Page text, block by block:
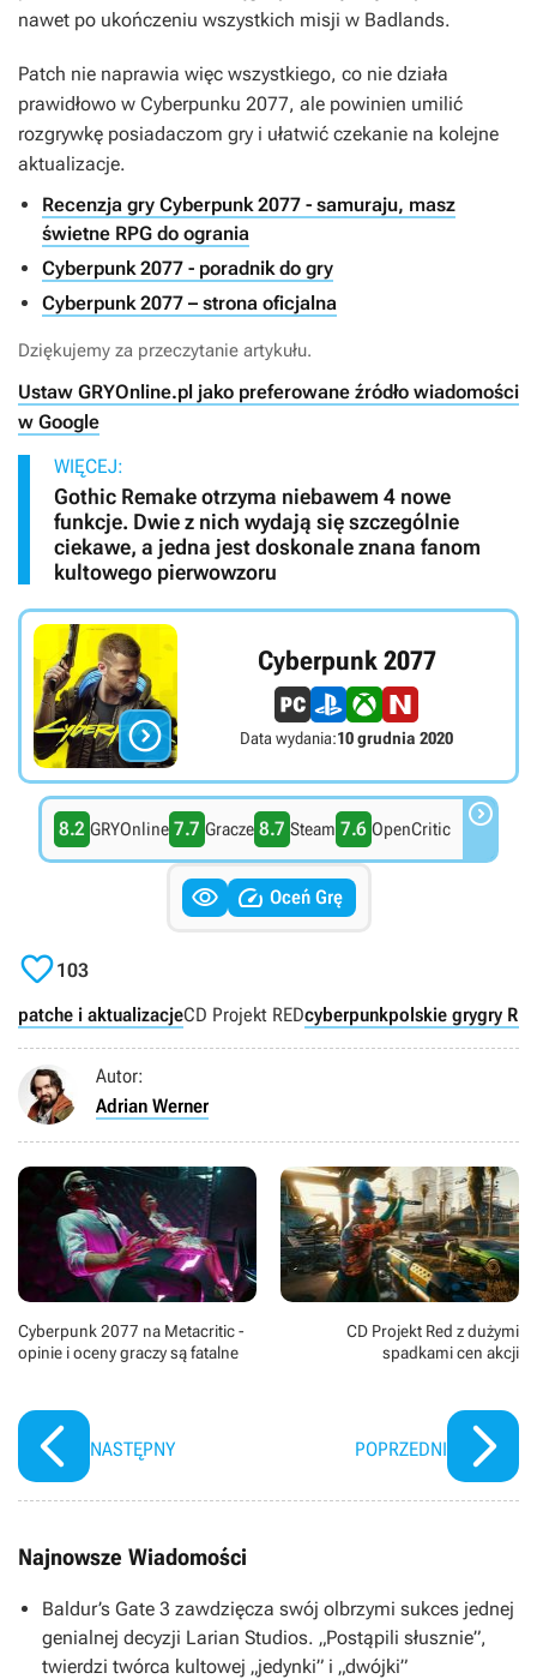
nawet po ukończeniu wszystkich misji w Badlands.
Patch nie naprawia więc wszystkiego, co nie działa
prawidłowo w Cyberpunku 2077, ale powinien umilić
rozgrywkę posiadaczom gry i ułatwić czekanie na kolejne
aktualizacje.
Recenzja gry Cyberpunk 2077 - samuraju, masz
świetne RPG do ogrania
Cyberpunk 2077 - poradnik do gry
Cyberpunk 2077 – strona oficjalna
Dziękujemy za przeczytanie artykułu.
Ustaw GRYOnline.pl jako preferowane źródło wiadomości
w Google
WIĘCEJ:
Gothic Remake otrzyma niebawem 4 nowe
funkcje. Dwie z nich wydają się szczególnie
ciekawe, a jedna jest doskonale znana fanom
kultowego pierwowzoru

Cyberpunk 2077
Data wydania:10 grudnia 2020
8.2 GRYOnline 7.7 Gracze 8.7 Steam 7.6 OpenCritic 
  Oceń Grę
103
patche i aktualizacjeCD Projekt REDcyberpunkpolskie grygry
Autor:
Adrian Werner
Cyberpunk 2077 na Metacritic -
opinie i oceny graczy są fatalne
NASTĘPNY
CD Projekt Red z dużymi
spadkami cen akcji
POPRZEDNI
Najnowsze Wiadomości
Baldur’s Gate 3 zawdzięcza swój olbrzymi sukces jednej
genialnej decyzji Larian Studios. „Postąpili słusznie”,
twierdzi twórca kultowej „jedynki” i „dwójki”